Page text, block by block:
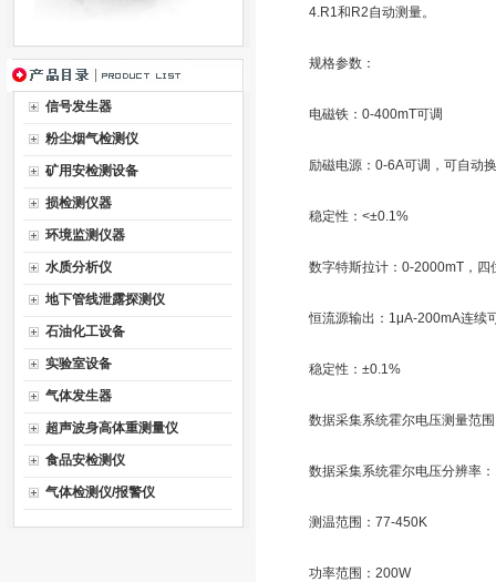
信号发生器
粉尘烟气检测仪
矿用安检测设备
损检测仪器
环境监测仪器
水质分析仪
地下管线泄露探测仪
石油化工设备
实验室设备
气体发生器
超声波身高体重测量仪
食品安检测仪
气体检测仪/报警仪
4.R1和R2自动测量。
规格参数：
电磁铁：0-400mT可调
励磁电源：0-6A可调，可自动
稳定性：<±0.1%
数字特斯拉计：0-2000mT，四
恒流源输出：1μA-200mA连续
稳定性：±0.1%
数据采集系统霍尔电压测量范围
数据采集系统霍尔电压分辨率
测温范围：77-450K
功率范围：200W